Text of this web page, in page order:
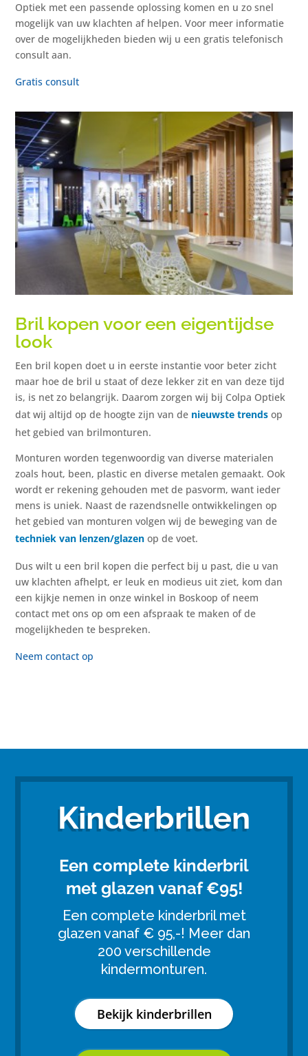
Optiek met een passende oplossing komen en u zo snel
mogelijk van uw klachten af helpen. Voor meer informatie
over de mogelijkheden bieden wij u een gratis telefonisch
consult aan.
Gratis consult
Bril kopen voor een eigentijdse
look
Een bril kopen doet u in eerste instantie voor beter zicht
maar hoe de bril u staat of deze lekker zit en van deze tijd
is, is net zo belangrijk. Daarom zorgen wij bij Colpa Optiek
dat wij altijd op de hoogte zijn van de nieuwste trends op
het gebied van brilmonturen.
Monturen worden tegenwoordig van diverse materialen
zoals hout, been, plastic en diverse metalen gemaakt. Ook
wordt er rekening gehouden met de pasvorm, want ieder
mens is uniek. Naast de razendsnelle ontwikkelingen op
het gebied van monturen volgen wij de beweging van de
techniek van lenzen/glazen op de voet.
Dus wilt u een bril kopen die perfect bij u past, die u van
uw klachten afhelpt, er leuk en modieus uit ziet, kom dan
een kijkje nemen in onze winkel in Boskoop of neem
contact met ons op om een afspraak te maken of de
mogelijkheden te bespreken.
Neem contact op
Kinderbrillen
Een complete kinderbril
met glazen vanaf €95!
Een complete kinderbril met
glazen vanaf € 95,-! Meer dan
200 verschillende
kindermonturen.
Bekijk kinderbrillen